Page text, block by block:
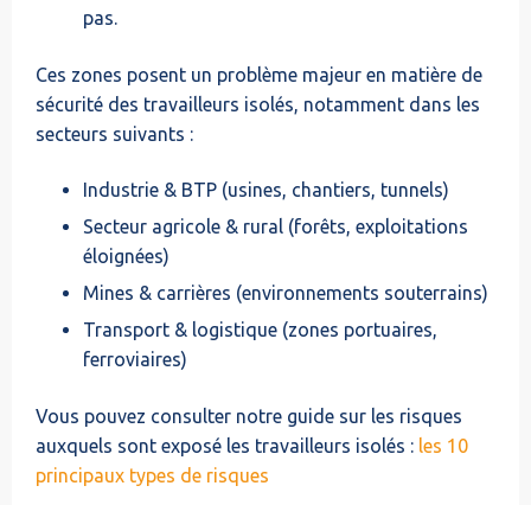
pas.
Ces zones posent un problème majeur en matière de
sécurité des travailleurs isolés, notamment dans les
secteurs suivants :
Industrie & BTP (usines, chantiers, tunnels)
Secteur agricole & rural (forêts, exploitations
éloignées)
Mines & carrières (environnements souterrains)
Transport & logistique (zones portuaires,
ferroviaires)
Vous pouvez consulter notre guide sur les risques
auxquels sont exposé les travailleurs isolés : les 10
principaux types de risques